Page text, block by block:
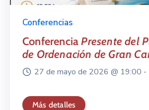
Conferencias
ConferenciaPresente del
de Ordenación de Gran
27 de mayo de 2026 @ 19:00 -
Más detalles